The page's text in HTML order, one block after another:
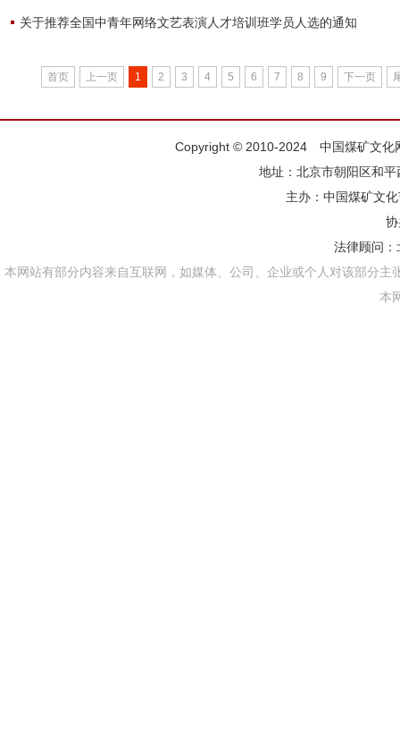
关于推荐全国中青年网络文艺表演人才培训班学员人选的通知
首页 上一页 1 2 3 4 5 6 7 8 9 下一页
Copyright © 2010-2024 中国煤矿文
地址：北京市朝阳区和
主办： 中国煤矿文
法律顾问：
本网站有部分内容来自互联网，如媒体、公司、企业或个人对该部分
本